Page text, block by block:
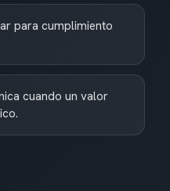
para cumplimiento
cuando un valor